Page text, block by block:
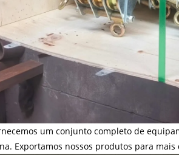
um conjunto completo de
Exportamos nossos produtos para